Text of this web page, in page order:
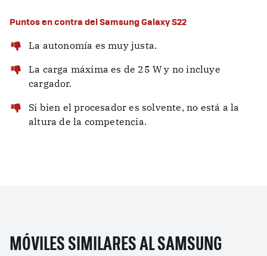
Puntos en contra del Samsung Galaxy S22
La autonomía es muy justa.
La carga máxima es de 25 W y no incluye
cargador.
Si bien el procesador es solvente, no está a la
altura de la competencia.
MÓVILES SIMILARES AL SAMSUNG